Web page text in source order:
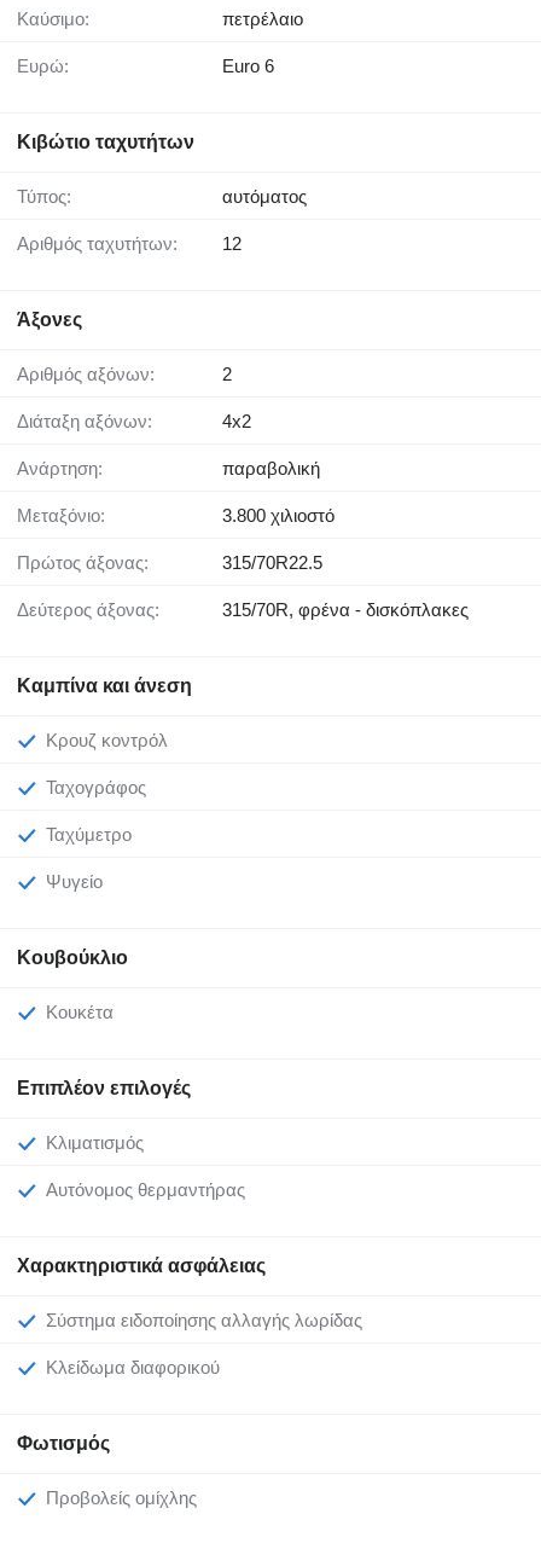
Καύσιμο: πετρέλαιο
Ευρώ: Euro 6
Κιβώτιο ταχυτήτων
Τύπος: αυτόματος
Αριθμός ταχυτήτων: 12
Άξονες
Αριθμός αξόνων: 2
Διάταξη αξόνων: 4x2
Ανάρτηση: παραβολική
Μεταξόνιο: 3.800 χιλιοστό
Πρώτος άξονας: 315/70R22.5
Δεύτερος άξονας: 315/70R, φρένα - δισκόπλακες
Καμπίνα και άνεση
Κρουζ κοντρόλ
Ταχογράφος
Ταχύμετρο
Ψυγείο
Κουβούκλιο
Κουκέτα
Επιπλέον επιλογές
Κλιματισμός
Αυτόνομος θερμαντήρας
Χαρακτηριστικά ασφάλειας
Σύστημα ειδοποίησης αλλαγής λωρίδας
Κλείδωμα διαφορικού
Φωτισμός
Προβολείς ομίχλης